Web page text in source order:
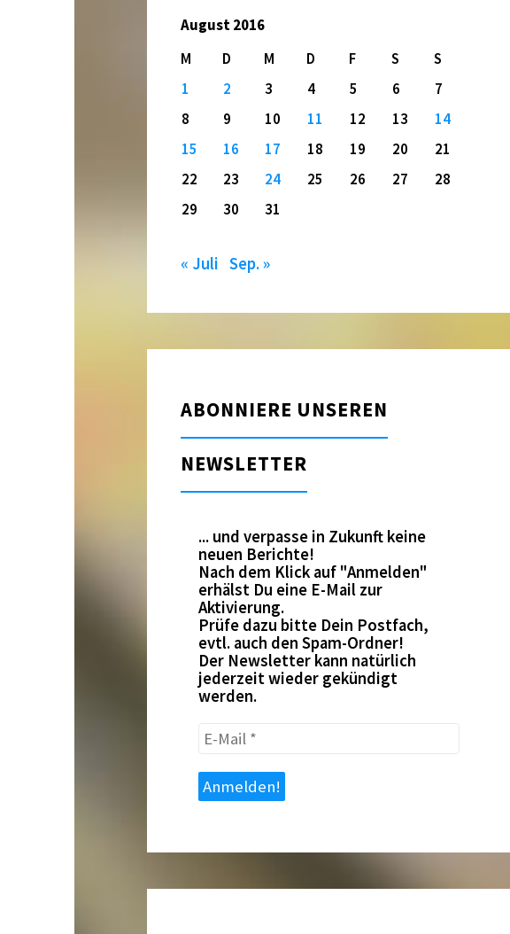
August 2016
M
D M D F S
S
1
2 3 4 5 6
7
8
9 10 11 12 13
14
15
16 17 18 19 20
21
22
23 24 25 26 27
28
29
30 31
« Juli Sep. »
ABONNIERE UNSEREN
NEWSLETTER
... und verpasse in Zukunft keine
neuen Berichte!
Nach dem Klick auf "Anmelden"
erhälst Du eine E-Mail zur
Aktivierung.
Prüfe dazu bitte Dein Postfach,
evtl. auch den Spam-Ordner!
Der Newsletter kann natürlich
jederzeit wieder gekündigt
werden.
E-
Mail